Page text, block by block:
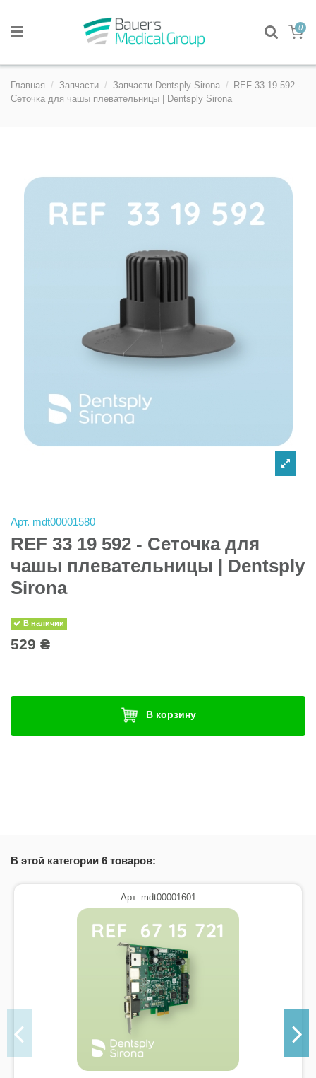
0
Главная Запчасти Запчасти Dentsply Sirona
REF 33 19 592 -
Сеточка для чашы плевательницы | Dentsply Sirona
Арт. mdt00001580
REF 33 19 592 - Сеточка для
чашы плевательницы | Dentsply
Sirona
В наличии
529 ₴
В корзину
В этой категории 6 товаров:
Арт. mdt00001601